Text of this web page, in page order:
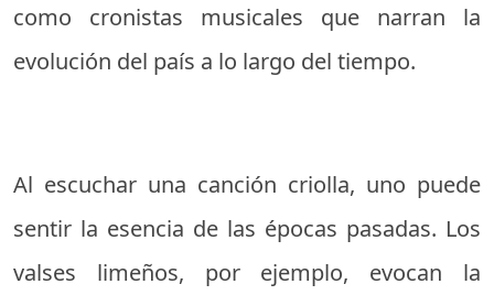
como cronistas musicales que narran la
evolución del país a lo largo del tiempo.
Al escuchar una canción criolla, uno puede
sentir la esencia de las épocas pasadas. Los
valses limeños, por ejemplo, evocan la